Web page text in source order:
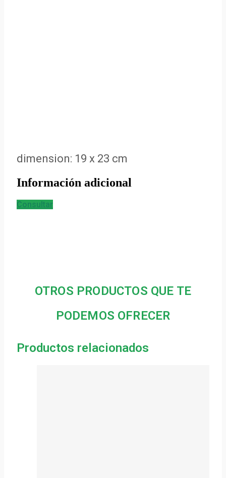
dimension: 19 x 23 cm
Información adicional
Consultar
OTROS PRODUCTOS QUE TE
PODEMOS OFRECER
Productos relacionados